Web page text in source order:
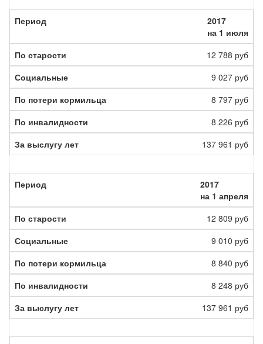
2017
на 1 июля
12 788 руб
9 027 руб
8 797 руб
8 226 руб
137 961 руб
2017
на 1 апреля
12 809 руб
9 010 руб
8 840 руб
8 248 руб
137 961 руб